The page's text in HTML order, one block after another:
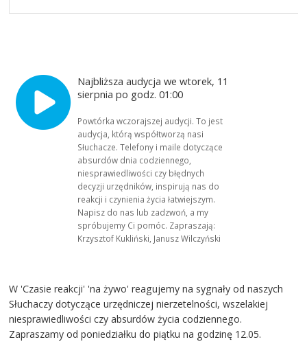
Najbliższa audycja we wtorek, 11
sierpnia po godz. 01:00
Powtórka wczorajszej audycji. To jest
audycja, którą współtworzą nasi
Słuchacze. Telefony i maile dotyczące
absurdów dnia codziennego,
niesprawiedliwości czy błędnych
decyzji urzędników, inspirują nas do
reakcji i czynienia życia łatwiejszym.
Napisz do nas lub zadzwoń, a my
spróbujemy Ci pomóc. Zapraszają:
Krzysztof Kukliński, Janusz Wilczyński
W 'Czasie reakcji' 'na żywo' reagujemy na sygnały od naszych
Słuchaczy dotyczące urzędniczej nierzetelności, wszelakiej
niesprawiedliwości czy absurdów życia codziennego.
Zapraszamy od poniedziałku do piątku na godzinę 12.05.